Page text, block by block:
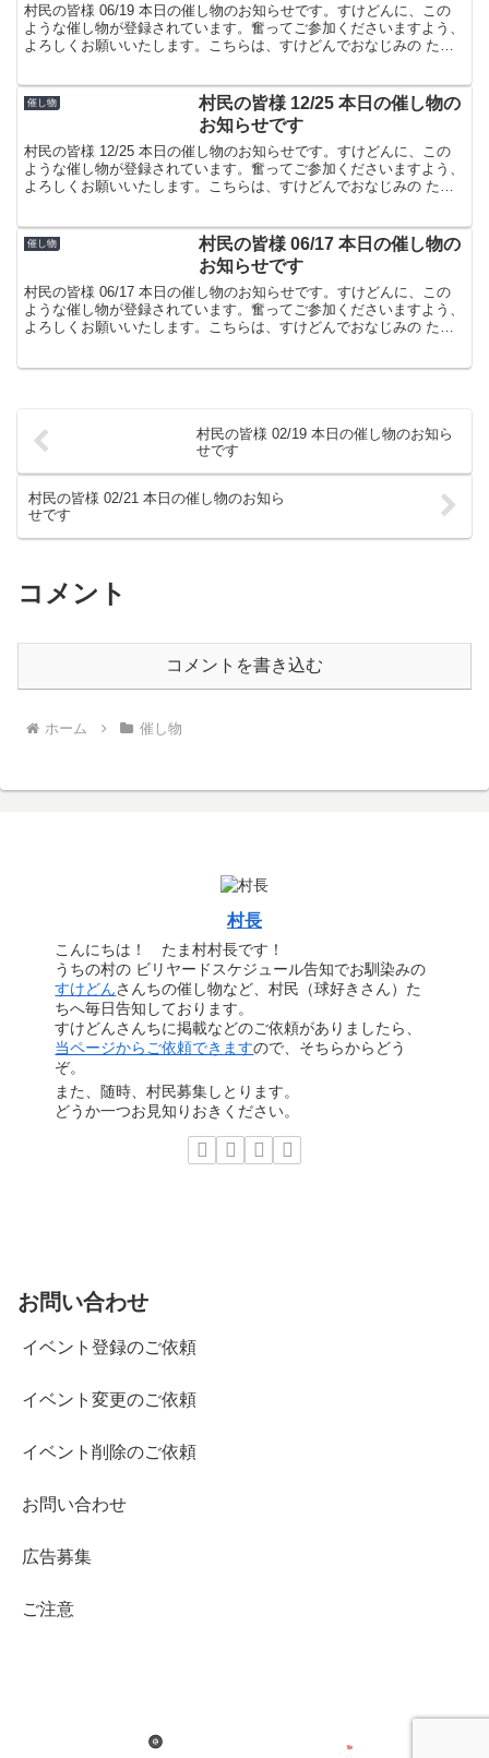
村民の皆様 06/19 本日の催し物のお知らせです。すけどんに、この
ような催し物が登録されています。奮ってご参加くださいますよう、
よろしくお願いいたします。こちらは、すけどんでおなじみの たま
催し物
村民の皆様 12/25 本日の催し物の
お知らせです
村民の皆様 12/25 本日の催し物のお知らせです。すけどんに、この
ような催し物が登録されています。奮ってご参加くださいますよう、
よろしくお願いいたします。こちらは、すけどんでおなじみの たま
催し物
村民の皆様 06/17 本日の催し物の
お知らせです
村民の皆様 06/17 本日の催し物のお知らせです。すけどんに、この
ような催し物が登録されています。奮ってご参加くださいますよう、
よろしくお願いいたします。こちらは、すけどんでおなじみの たま
村民の皆様 02/19 本日の催し物のお知ら
せです
村民の皆様 02/21 本日の催し物のお知ら
せです
コメント
コメントを書き込む
ホーム 催し物
村長
こんにちは！ たま村村長です！
うちの村の ビリヤードスケジュール告知でお馴染みの
すけどんさんちの催し物など、村民（球好きさん）た
ちへ毎日告知しております。
すけどんさんちに掲載などのご依頼がありましたら、
当ページからご依頼できますので、そちらからどう
ぞ。
また、随時、村民募集しとります。
どうか一つお見知りおきください。
お問い合わせ
イベント登録のご依頼
イベント変更のご依頼
イベント削除のご依頼
お問い合わせ
広告募集
ご注意